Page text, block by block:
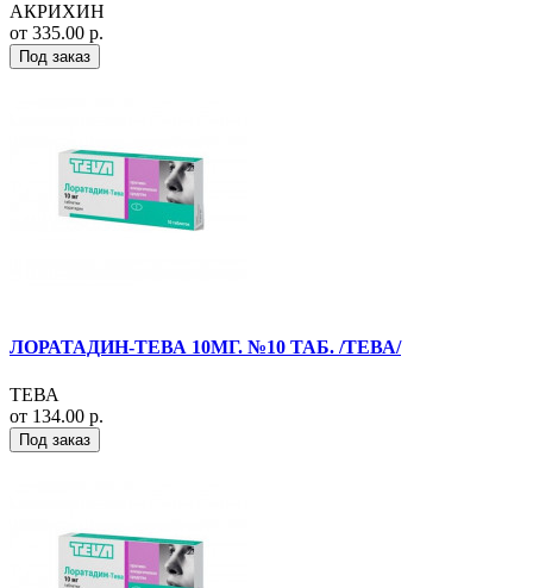
АКРИХИН
от 335.00 р.
Под заказ
ЛОРАТАДИН-ТЕВА 10МГ. №10 ТАБ. /ТЕВА/
ТЕВА
от 134.00 р.
Под заказ